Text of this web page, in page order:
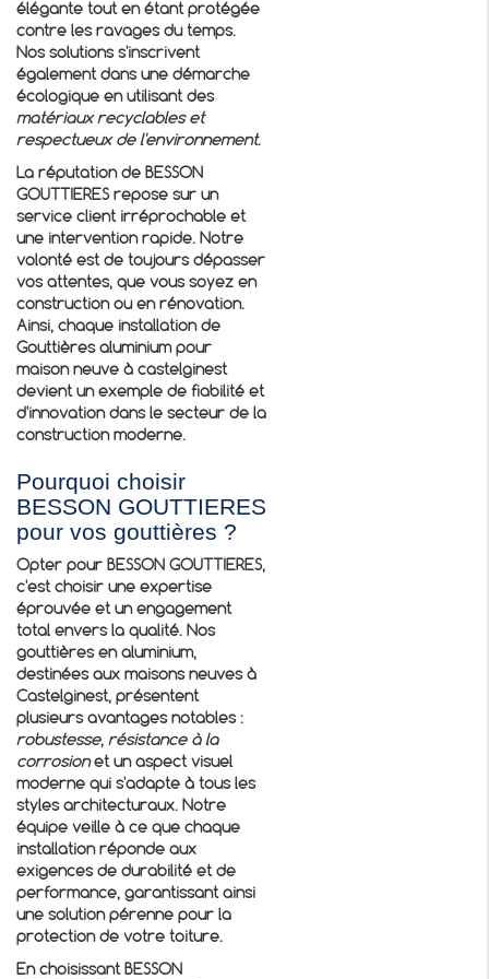
élégante tout en étant protégée
contre les ravages du temps.
Nos solutions s'inscrivent
également dans une démarche
écologique en utilisant des
matériaux recyclables et
respectueux de l'environnement.
La réputation de BESSON
GOUTTIERES repose sur un
service client irréprochable et
une intervention rapide. Notre
volonté est de toujours dépasser
vos attentes, que vous soyez en
construction ou en rénovation.
Ainsi, chaque installation de
Gouttières aluminium pour
maison neuve à castelginest
devient un exemple de fiabilité et
d'innovation dans le secteur de la
construction moderne.
Pourquoi choisir
BESSON GOUTTIERES
pour vos gouttières ?
Opter pour BESSON GOUTTIERES,
c'est choisir une expertise
éprouvée et un engagement
total envers la qualité. Nos
gouttières en aluminium,
destinées aux maisons neuves à
Castelginest, présentent
plusieurs avantages notables :
robustesse, résistance à la
corrosionet un aspect visuel
moderne qui s'adapte à tous les
styles architecturaux. Notre
équipe veille à ce que chaque
installation réponde aux
exigences de durabilité et de
performance, garantissant ainsi
une solution pérenne pour la
protection de votre toiture.
En choisissant BESSON